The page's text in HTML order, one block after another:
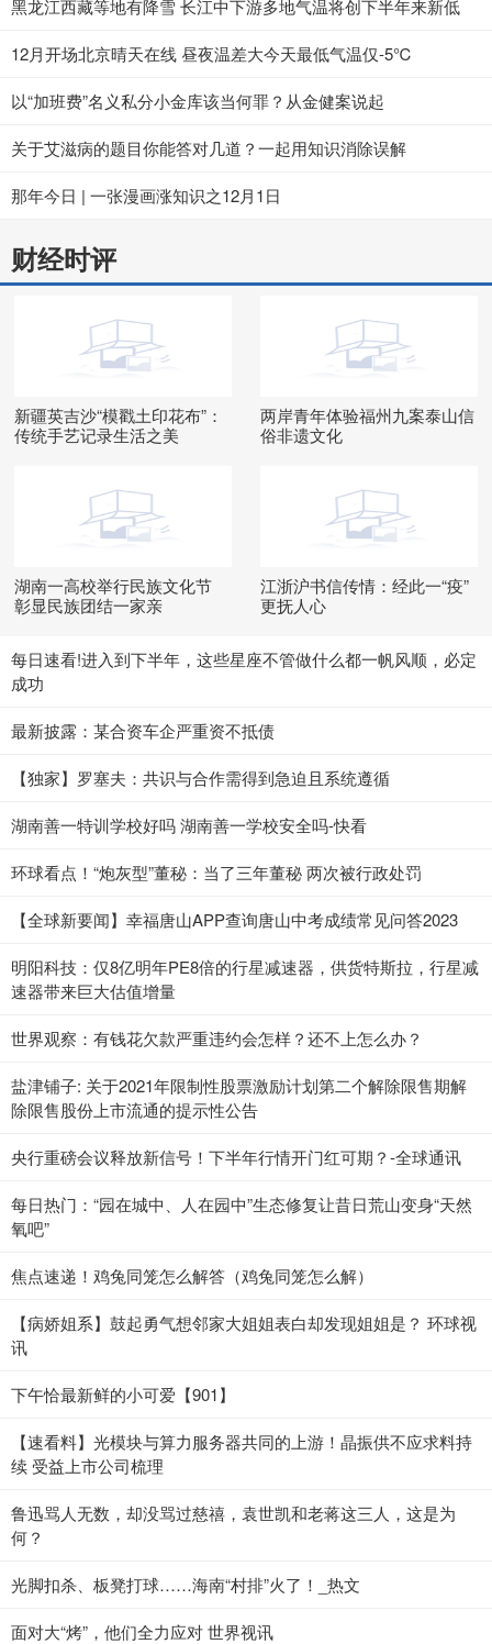
黑龙江西藏等地有降雪 长江中下游多地气温将创下半年来新低
12月开场北京晴天在线 昼夜温差大今天最低气温仅-5℃
以“加班费”名义私分小金库该当何罪？从金健案说起
关于艾滋病的题目你能答对几道？一起用知识消除误解
那年今日 | 一张漫画涨知识之12月1日
财经时评
新疆英吉沙“模戳土印花布”：
传统手艺记录生活之美
两岸青年体验福州九案泰山信
俗非遗文化
湖南一高校举行民族文化节
彰显民族团结一家亲
江浙沪书信传情：经此一“疫”
更抚人心
每日速看!进入到下半年，这些星座不管做什么都一帆风顺，必定
成功
最新披露：某合资车企严重资不抵债
【独家】罗塞夫：共识与合作需得到急迫且系统遵循
湖南善一特训学校好吗 湖南善一学校安全吗-快看
环球看点！“炮灰型”董秘：当了三年董秘 两次被行政处罚
【全球新要闻】幸福唐山APP查询唐山中考成绩常见问答2023
明阳科技：仅8亿明年PE8倍的行星减速器，供货特斯拉，行星减
速器带来巨大估值增量
世界观察：有钱花欠款严重违约会怎样？还不上怎么办？
盐津铺子: 关于2021年限制性股票激励计划第二个解除限售期解
除限售股份上市流通的提示性公告
央行重磅会议释放新信号！下半年行情开门红可期？-全球通讯
每日热门：“园在城中、人在园中”生态修复让昔日荒山变身“天然
氧吧”
焦点速递！鸡兔同笼怎么解答（鸡兔同笼怎么解）
【病娇姐系】鼓起勇气想邻家大姐姐表白却发现姐姐是？ 环球视
讯
下午恰最新鲜的小可爱【901】
【速看料】光模块与算力服务器共同的上游！晶振供不应求料持
续 受益上市公司梳理
鲁迅骂人无数，却没骂过慈禧，袁世凯和老蒋这三人，这是为
何？
光脚扣杀、板凳打球……海南“村排”火了！_热文
面对大“烤”，他们全力应对 世界视讯